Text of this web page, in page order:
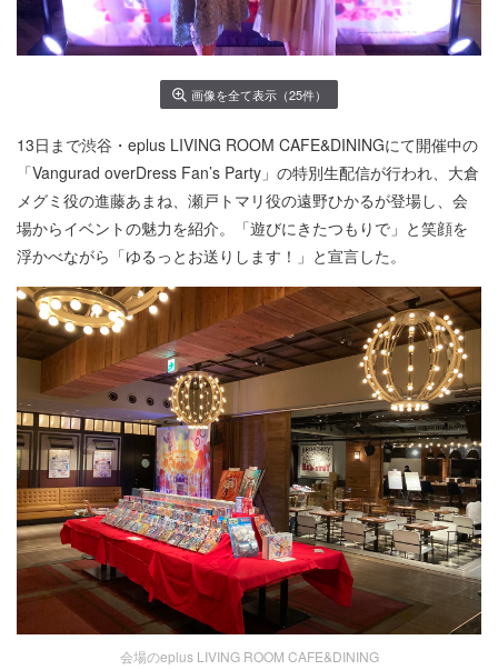
画像を全て表示（25件）
13日まで渋谷・eplus LIVING ROOM CAFE&DININGにて開催中の
「Vangurad overDress Fan’s Party」の特別生配信が行われ、大倉
メグミ役の進藤あまね、瀬戸トマリ役の遠野ひかるが登場し、会
場からイベントの魅力を紹介。「遊びにきたつもりで」と笑顔を
浮かべながら「ゆるっとお送りします！」と宣言した。
会場のeplus LIVING ROOM CAFE&DINING